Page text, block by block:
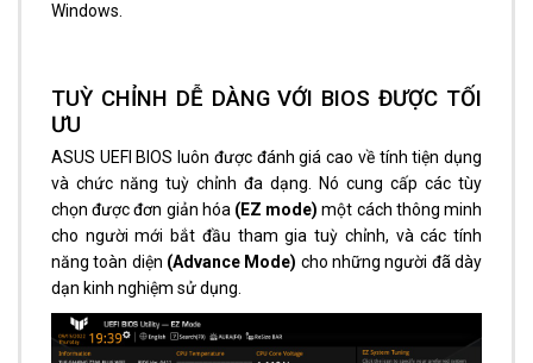
Windows.
TUỲ CHỈNH DỄ DÀNG VỚI BIOS ĐƯỢC TỐI
ƯU
ASUS UEFI BIOS luôn được đánh giá cao về tính tiện dụng
và chức năng tuỳ chỉnh đa dạng. Nó cung cấp các tùy
chọn được đơn giản hóa (EZ mode) một cách thông minh
cho người mới bắt đầu tham gia tuỳ chỉnh, và các tính
năng toàn diện (Advance Mode) cho những người đã dày
dạn kinh nghiệm sử dụng.